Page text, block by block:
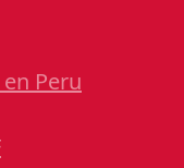
Peru